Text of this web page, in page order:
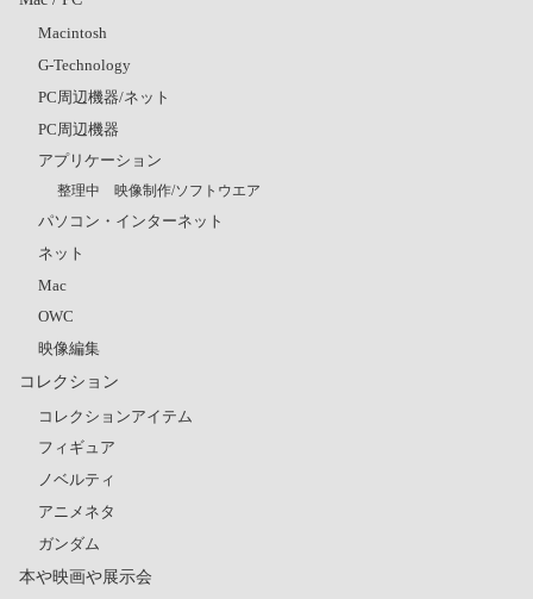
Macintosh
G-Technology
PC周辺機器/ネット
PC周辺機器
アプリケーション
整理中 映像制作/ソフトウエア
パソコン・インターネット
ネット
Mac
OWC
映像編集
コレクション
コレクションアイテム
フィギュア
ノベルティ
アニメネタ
ガンダム
本や映画や展示会